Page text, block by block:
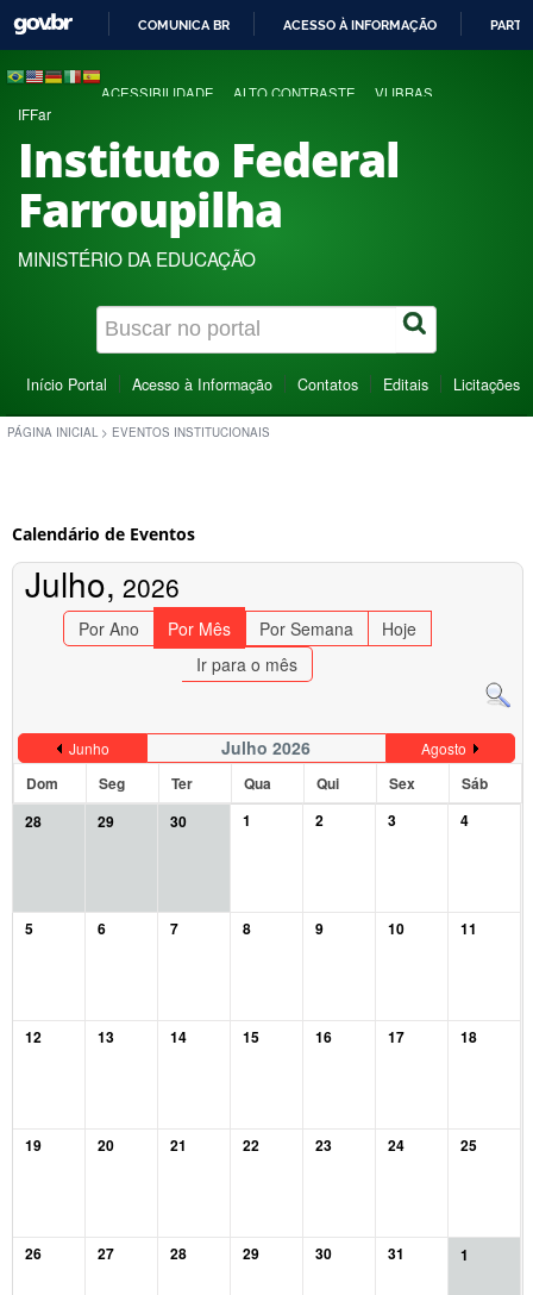
COMUNICA BR ACESSO À INFORMAÇÃO
ACESSIBILIDADE ALTO CONTRASTE VLIBRAS
IFFar
Instituto Federal
Farroupilha
MINISTÉRIO DA EDUCAÇÃO
Início Portal Acesso à Informação Contatos Editais Licitações
PÁGINA INICIAL > EVENTOS INSTITUCIONAIS
Calendário de Eventos
Julho, 2026
Por Ano Por Mês Por Semana
Hoje
Ir para o mês
Junho Julho 2026 Agosto
Dom Seg Ter Qua Qui Sex
Sáb
28
29 30 1 2 3 4
5 6 7 8 9 10 11
12 13 14 15 16 17 18
19 20 21 22 23 24 25
26 27 28 29 30 31 1